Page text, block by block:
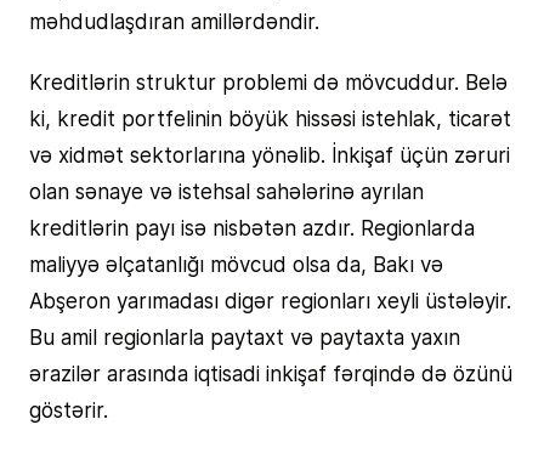
məhdudlaşdıran amillərdəndir.
Kreditlərin struktur problemi də mövcuddur. Belə
ki, kredit portfelinin böyük hissəsi istehlak, ticarət
və xidmət sektorlarına yönəlib. İnkişaf üçün zəruri
olan sənaye və istehsal sahələrinə ayrılan
kreditlərin payı isə nisbətən azdır. Regionlarda
maliyyə əlçatanlığı mövcud olsa da, Bakı və
Abşeron yarımadası digər regionları xeyli üstələyir.
Bu amil regionlarla paytaxt və paytaxta yaxın
ərazilər arasında iqtisadi inkişaf fərqində də özünü
göstərir.